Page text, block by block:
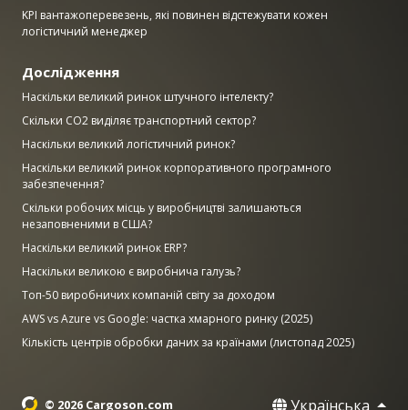
KPI вантажоперевезень, які повинен відстежувати кожен
логістичний менеджер
Дослідження
Наскільки великий ринок штучного інтелекту?
Скільки CO2 виділяє транспортний сектор?
Наскільки великий логістичний ринок?
Наскільки великий ринок корпоративного програмного
забезпечення?
Скільки робочих місць у виробництві залишаються
незаповненими в США?
Наскільки великий ринок ERP?
Наскільки великою є виробнича галузь?
Топ-50 виробничих компаній світу за доходом
AWS vs Azure vs Google: частка хмарного ринку (2025)
Кількість центрів обробки даних за країнами (листопад 2025)
© 2026 Cargoson.com Українська